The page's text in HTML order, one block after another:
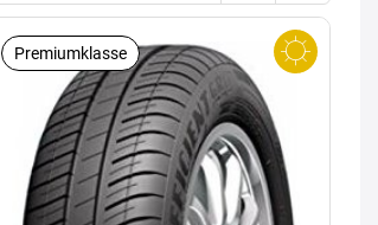
Premiumklasse